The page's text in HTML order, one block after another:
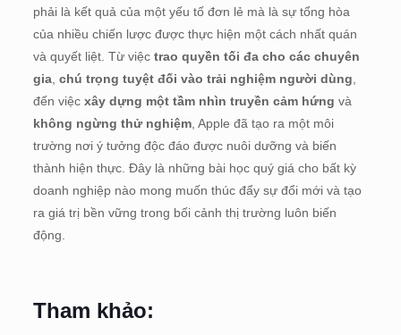
phải là kết quả của một yếu tố đơn lẻ mà là sự tổng hòa
của nhiều chiến lược được thực hiện một cách nhất quán
và quyết liệt. Từ việc trao quyền tối đa cho các chuyên
gia, chú trọng tuyệt đối vào trải nghiệm người dùng
đến việc xây dựng một tầm nhìn truyền cảm hứng và
không ngừng thử nghiệm, Apple đã tạo ra một môi
trường nơi ý tưởng độc đáo được nuôi dưỡng và biến
thành hiện thực. Đây là những bài học quý giá cho bất kỳ
doanh nghiệp nào mong muốn thúc đẩy sự đổi mới và tạo
ra giá trị bền vững trong bối cảnh thị trường luôn biến
động.
Tham khảo: